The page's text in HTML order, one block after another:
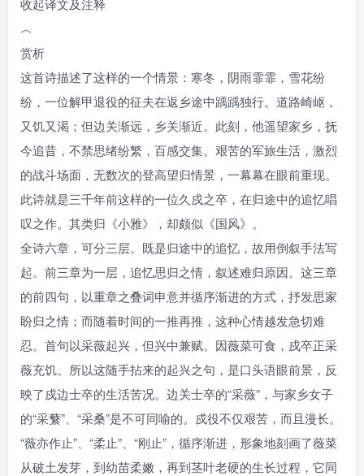
收起译文及注释
︿
赏析
这首诗描述了这样的一个情景：寒冬，阴雨霏霏，雪花纷
纷，一位解甲退役的征夫在返乡途中踽踽独行。道路崎岖，
又饥又渴；但边关渐远，乡关渐近。此刻，他遥望家乡，抚
今追昔，不禁思绪纷繁，百感交集。艰苦的军旅生活，激烈
的战斗场面，无数次的登高望归情景，一幕幕在眼前重现。
此诗就是三千年前这样的一位久戍之卒，在归途中的追忆唱
叹之作。其类归《小雅》，却颇似《国风》。
全诗六章，可分三层。既是归途中的追忆，故用倒叙手法写
起。前三章为一层，追忆思归之情，叙述难归原因。这三章
的前四句，以重章之叠词申意并循序渐进的方式，抒发思家
盼归之情；而随着时间的一推再推，这种心情越发急切难
忍。首句以采薇起兴，但兴中兼赋。因薇菜可食，戍卒正采
薇充饥。所以这随手拈来的起兴之句，是口头语眼前景，反
映了戍边士卒的生活苦况。边关士卒的“采薇”，与家乡女子
的“采蘩”、“采桑”是不可同喻的。戍役不仅艰苦，而且漫长。
“薇亦作止”、“柔止”、“刚止”，循序渐进，形象地刻画了薇菜
从破土发芽，到幼苗柔嫩，再到茎叶老硬的生长过程，它同